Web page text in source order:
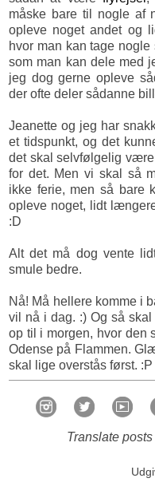
måske bare til nogle af
opleve noget andet og
hvor man kan tage
som man kan dele med
jeg dog gerne opleve
der ofte deler sådanne
Jeanette og jeg har
et tidspunkt, og det
det skal selvfølgelig
for det. Men vi skal så
ikke ferie, men så bare
opleve noget, lidt
:D
Alt det må dog vente
smule bedre.
Nå! Må hellere komme i
vil nå i dag. :) Og så
op til i morgen, hvor den
Odense på Flammen.
skal lige overstås først. :P
Translate